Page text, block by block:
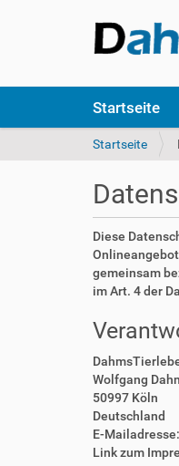
k
Startseite
S
s
i
n
d
h
i
r
Startseite
Diese
gemeinsam
im Art. 4 der
Wolfgang
50997 Köln
Deutschland
E-
Link zum